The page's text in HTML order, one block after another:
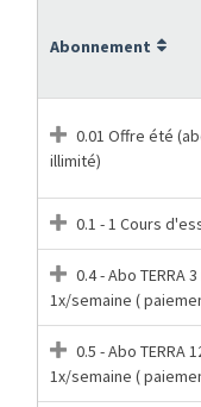
Abonnement
0.01 Offre été
illimité)
0.1 - 1 Cours
0.4 - Abo TERRA
1x/semaine (
0.5 - Abo TERRA
1x/semaine (